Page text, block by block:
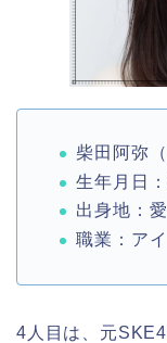
柴田阿弥
生年月日
出身地：
職業：ア
4人目は、元